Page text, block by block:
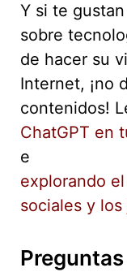
Y si te
sobre
de hacer su
Internet, ¡no
contenidos!
ChatGPT en
e
explorando
sociales y